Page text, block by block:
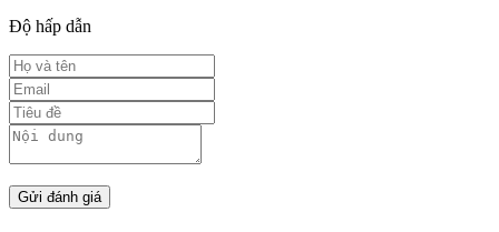
Độ hấp dẫn
Gửi đánh giá